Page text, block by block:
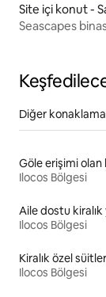
Site içi konut -
Seascapes
Diğer
Göle erişimi olan
Ilocos Bölgesi
Aile dostu kiralık
Ilocos Bölgesi
Kiralık özel süitler
Ilocos Bölgesi